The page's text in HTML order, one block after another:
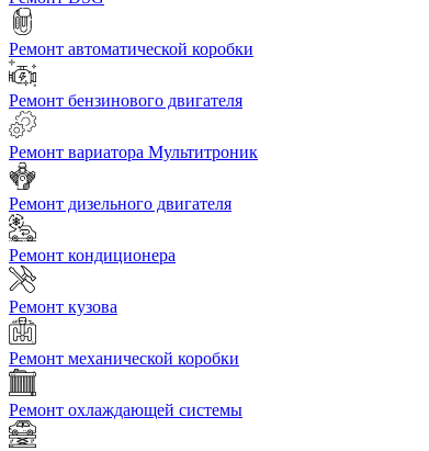
Ремонт автоматической коробки
Ремонт бензинового двигателя
Ремонт вариатора Мультитроник
Ремонт дизельного двигателя
Ремонт кондиционера
Ремонт кузова
Ремонт механической коробки
Ремонт охлаждающей системы